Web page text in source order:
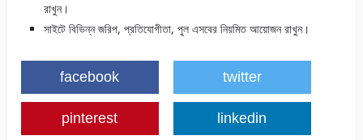
রাখুন।
সাইটে বিভিন্ন জরিপ, প্রতিযোগীতা, পুল এসবের নিয়মিত আয়োজন রাখুন।
facebook twitter
pinterest linkedin